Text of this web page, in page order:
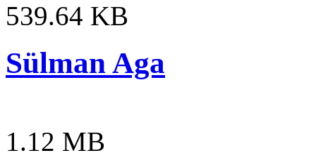
539.64 KB
Sülman Aga
1.12 MB